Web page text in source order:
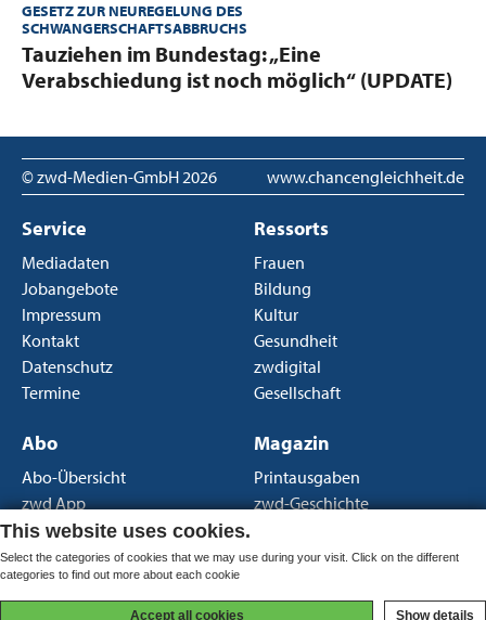
GESETZ ZUR NEUREGELUNG DES
SCHWANGERSCHAFTSABBRUCHS
:Tauziehen im Bundestag: „Eine
Verabschiedung ist noch möglich“​ (UPDATE)
© zwd-Medien-GmbH2026 www.chancengleichheit.de
Service
Mediadaten
Jobangebote
Impressum
Kontakt
Datenschutz
Termine
Ressorts
Frauen
Bildung
Kultur
Gesundheit
zwdigital
Gesellschaft
Abo
Abo-Übersicht
zwd App
Newsletter
AGB Print
AGB Portal
Magazin
Printausgaben
zwd-Geschichte
This website uses cookies.
Select the categories of cookies that we may use during your visit. Click on the different
categories to find out more about each cookie
Accept all cookies Show details